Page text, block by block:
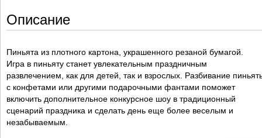
Описание
Пиньята из плотного картона, украшенного резаной бумагой.
Игра в пиньяту станет увлекательным праздничным
развлечением, как для детей, так и взрослых. Разбивание
с конфетами или другими подарочными фантами поможет
включить дополнительное конкурсное шоу в традиционный
сценарий праздника и сделать день еще более веселым и
незабываемым.